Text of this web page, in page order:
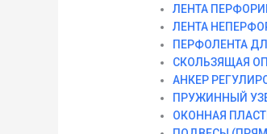
ЛЕНТА
ЛЕНТА
ПЕРФОЛЕНТА
СКОЛЬЗЯЩАЯ
АНКЕР
ПРУЖИННЫЙ
ОКОННАЯ